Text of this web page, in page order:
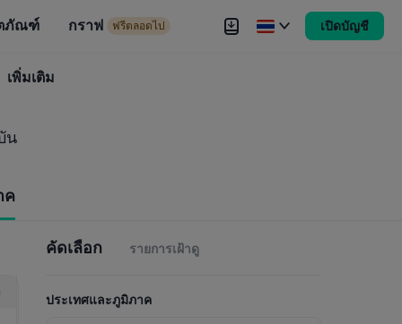
ภัณฑ์ กราฟ ฟรีตลอดไป
ขัน
เปิดบัญชี
ไป
เพิ่มเติม
น
ค
คัดเลือก รายการเฝ้าดู
ประเทศและภูมิภาค